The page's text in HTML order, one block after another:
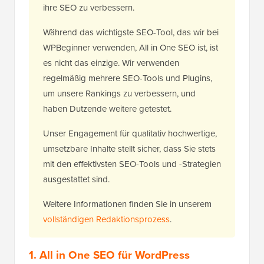
ihre SEO zu verbessern.
Während das wichtigste SEO-Tool, das wir bei
WPBeginner verwenden, All in One SEO ist, ist
es nicht das einzige. Wir verwenden
regelmäßig mehrere SEO-Tools und Plugins,
um unsere Rankings zu verbessern, und
haben Dutzende weitere getestet.
Unser Engagement für qualitativ hochwertige,
umsetzbare Inhalte stellt sicher, dass Sie stets
mit den effektivsten SEO-Tools und -Strategien
ausgestattet sind.
Weitere Informationen finden Sie in unserem
vollständigen Redaktionsprozess.
1. All in One SEO für WordPress